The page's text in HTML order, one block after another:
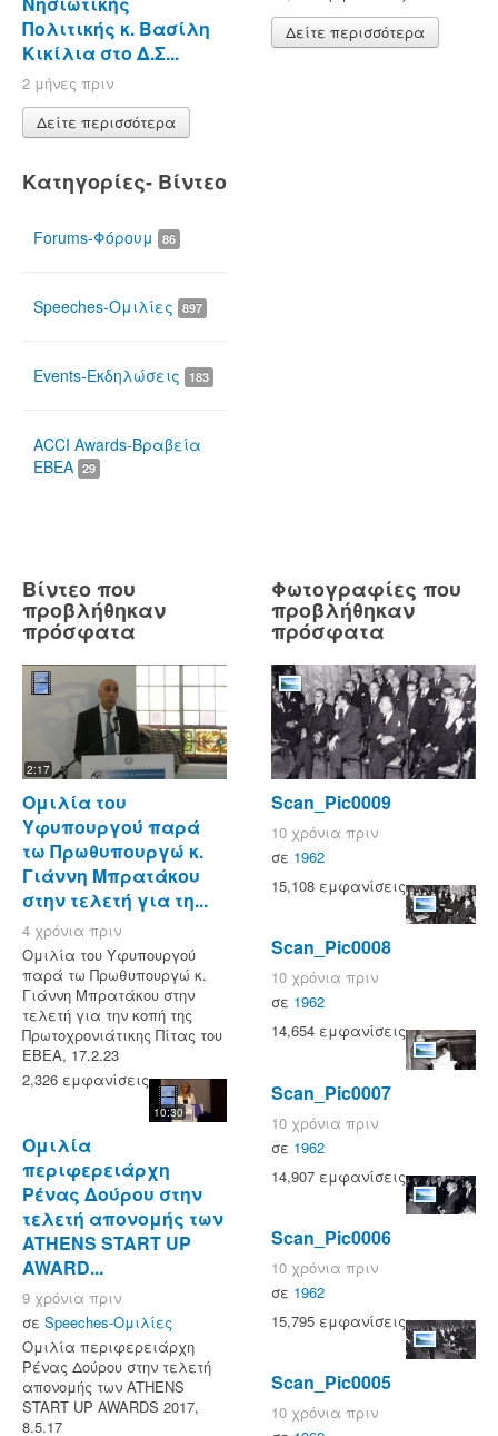
Πολιτικής κ. Βασίλη
Κικίλια στο Δ.Σ...
2 μήνες πριν
Δείτε περισσότερα
Κατηγορίες- Βίντεο
Forums-Φόρουμ 86
Speeches-Ομιλίες 897
Events-Εκδηλώσεις 183
ACCI Awards-Βραβεία
ΕΒΕΑ 29
Δείτε περισσότερα
Βίντεο που
προβλήθηκαν
πρόσφατα
2:17
Ομιλία του
Υφυπουργού παρά
τω Πρωθυπουργώ κ.
Γιάννη Μπρατάκου
στην τελετή για τη...
4 χρόνια πριν
Ομιλία του Υφυπουργού
παρά τω Πρωθυπουργώ κ.
Γιάννη Μπρατάκου στην
τελετή για την κοπή της
Πρωτοχρονιάτικης Πίτας του
ΕΒΕΑ, 17.2.23
2,326 εμφανίσεις
10:30
Ομιλία
περιφερειάρχη
Ρένας Δούρου στην
τελετή απονομής των
ATHENS START UP
AWARD...
9 χρόνια πριν
σε Speeches-Ομιλίες
Ομιλία περιφερειάρχη
Ρένας Δούρου στην τελετή
απονομής των ATHENS
START UP AWARDS 2017,
8.5.17
Φωτογραφίες που
προβλήθηκαν
πρόσφατα
Scan_Pic0009
10 χρόνια πριν
σε 1962
15,108 εμφανίσεις
Scan_Pic0008
10 χρόνια πριν
σε 1962
14,654 εμφανίσεις
Scan_Pic0007
10 χρόνια πριν
σε 1962
14,907 εμφανίσεις
Scan_Pic0006
10 χρόνια πριν
σε 1962
15,795 εμφανίσεις
Scan_Pic0005
10 χρόνια πριν